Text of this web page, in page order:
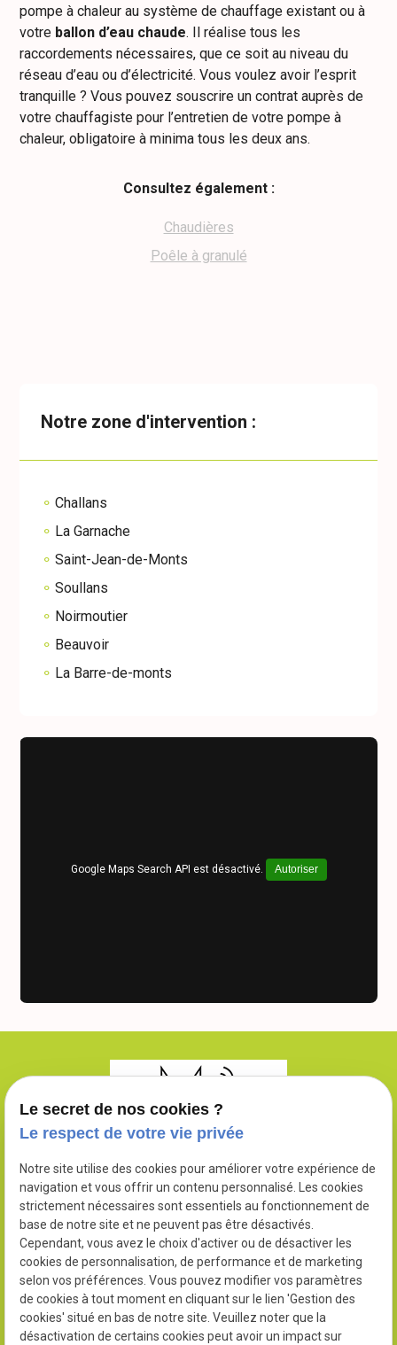
pompe à chaleur au système de chauffage existant ou à
votre ballon d’eau chaude. Il réalise tous les
raccordements nécessaires, que ce soit au niveau du
réseau d’eau ou d’électricité. Vous voulez avoir l’esprit
tranquille ? Vous pouvez souscrire un contrat auprès de
votre chauffagiste pour l’entretien de votre pompe à
chaleur, obligatoire à minima tous les deux ans.
Consultez également :
Chaudières
Poêle à granulé
Notre zone d'intervention :
Challans
La Garnache
Saint-Jean-de-Monts
Soullans
Noirmoutier
Beauvoir
La Barre-de-monts
Google Maps Search API est désactivé. Autoriser
N° SIRET : 90248760200010
02 78 77 14 86
390 Chem. de Saint-Pierre
Le secret de nos cookies ?
Le respect de votre vie privée
Notre site utilise des cookies pour améliorer votre expérience de
navigation et vous offrir un contenu personnalisé. Les cookies
strictement nécessaires sont essentiels au fonctionnement de
base de notre site et ne peuvent pas être désactivés.
Cependant, vous avez le choix d'activer ou de désactiver les
cookies de personnalisation, de performance et de marketing
selon vos préférences. Vous pouvez modifier vos paramètres
de cookies à tout moment en cliquant sur le lien 'Gestion des
cookies' situé en bas de notre site. Veuillez noter que la
désactivation de certains cookies peut avoir un impact sur